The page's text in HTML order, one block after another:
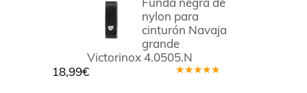
nylon para
cinturón Navaja
grande
Victorinox 4.0505.N
18,99€